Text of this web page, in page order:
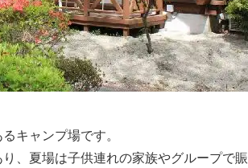
キャンプ場です。
、夏場は子供連れの家族やグループで賑